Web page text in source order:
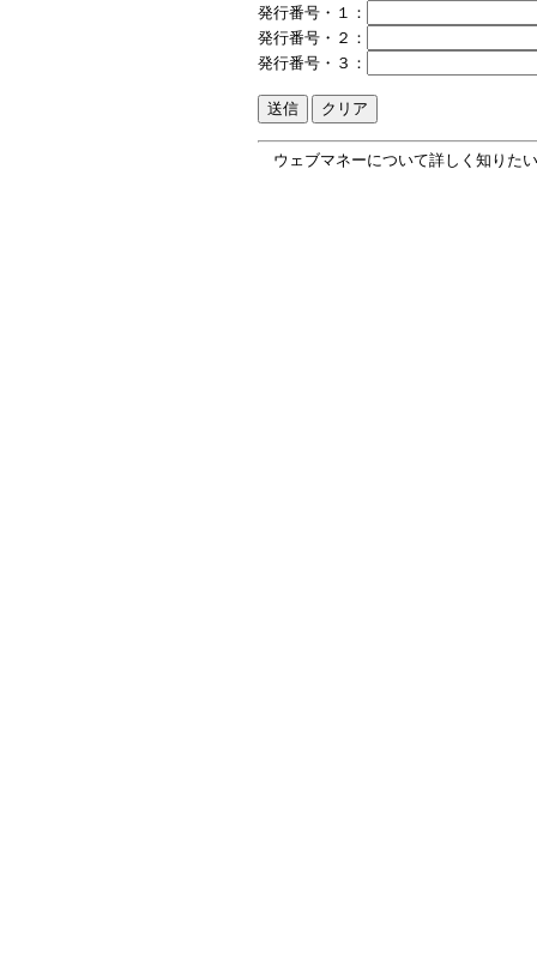
発行番号・１：
発行番号・２：
発行番号・３：
ウェブマネーについて詳しく知りた